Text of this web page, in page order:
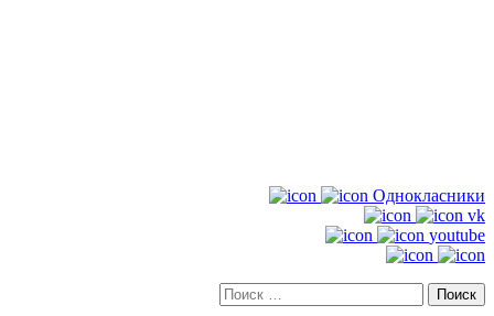
Однокласники
vk
youtube
Искать: